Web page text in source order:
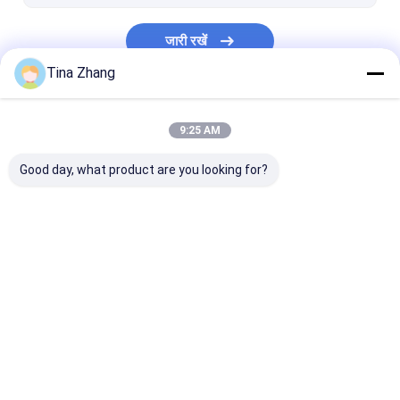
विकिरण संरक्षण एक्स रे
फैराडे केज एमआरआई
एमआरआई एलईडी प्रकाश
जारी रखें
Tina Zhang
9:25 AM
Good day, what product are you looking for?